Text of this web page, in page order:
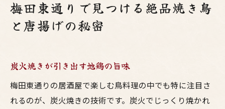
梅田東通りで見つける絶品焼き鳥
と唐揚げの秘密
炭火焼きが引き出す地鶏の旨味
梅田東通りの居酒屋で楽しむ鳥料理の中でも特に注目さ
れるのが、炭火焼きの技術です。炭火でじっくり焼かれ